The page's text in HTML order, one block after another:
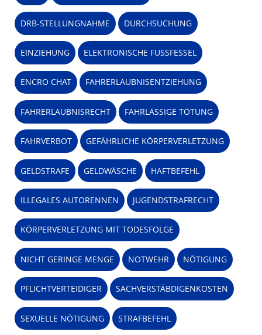
DRB-STELLUNGNAHME DURCHSUCHUNG
EINZIEHUNG ELEKTRONISCHE FUSSFESSEL
ENCRO CHAT FAHRERLAUBNISENTZIEHUNG
FAHRERLAUBNISRECHT FAHRLÄSSIGE TÖTUNG
FAHRVERBOT GEFÄHRLICHE KÖRPERVERLETZUNG
GELDSTRAFE GELDWÄSCHE HAFTBEFEHL
ILLEGALES AUTORENNEN JUGENDSTRAFRECHT
KÖRPERVERLETZUNG MIT TODESFOLGE
NICHT GERINGE MENGE NOTWEHR NÖTIGUNG
PFLICHTVERTEIDIGER SACHVERSTÄBDIGENKOSTEN
SEXUELLE NÖTIGUNG STRAFBEFEHL